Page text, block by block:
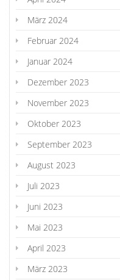
März 2024
Februar 2024
Januar 2024
Dezember 2023
November 2023
Oktober 2023
September 2023
August 2023
Juli 2023
Juni 2023
Mai 2023
April 2023
März 2023